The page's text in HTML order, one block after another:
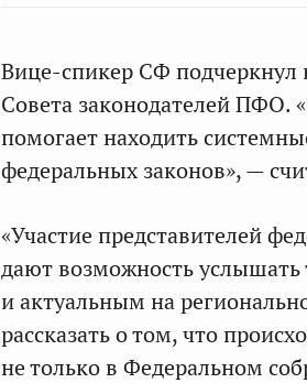
Вице-спикер СФ подчеркнул
Совета законодателей ПФО.
помогает находить
федеральных законов», —
«Участие представителей
дают возможность услышать
и актуальным на
рассказать о том, что
не только в Федеральном